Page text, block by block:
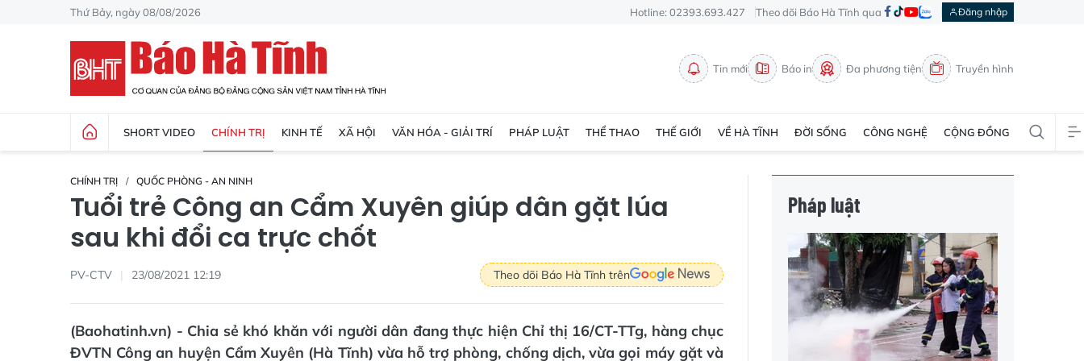
Thứ Bảy, ngày 08/08/2026 Hotline: 02393.693.427 Theo dõi Báo Hà Tĩnh qua Đăng nhập
Tin mới Báo in Đa phương tiện Truyền hình
SHORT VIDEO CHÍNH TRỊ KINH TẾ XÃ HỘI VĂN HÓA - GIẢI TRÍ PHÁP LUẬT THỂ THAO THẾ GIỚI VỀ HÀ TĨNH ĐỜI SỐNG CÔNG NGHỆ CỘNG ĐỒNG
CHÍNH TRỊ QUỐC PHÒNG - AN NINH
Tuổi trẻ Công an Cẩm Xuyên giúp dân gặt lúa
sau khi đổi ca trực chốt
PV-CTV 23/08/2021 12:19 Theo dõi Báo Hà Tĩnh trên
(Baohatinh.vn) - Chia sẻ khó khăn với người dân đang thực hiện Chỉ thị 16/CT-TTg, hàng chục
ĐVTN Công an huyện Cẩm Xuyên (Hà Tĩnh) vừa hỗ trợ phòng, chống dịch, vừa gọi máy gặt và
Pháp luật